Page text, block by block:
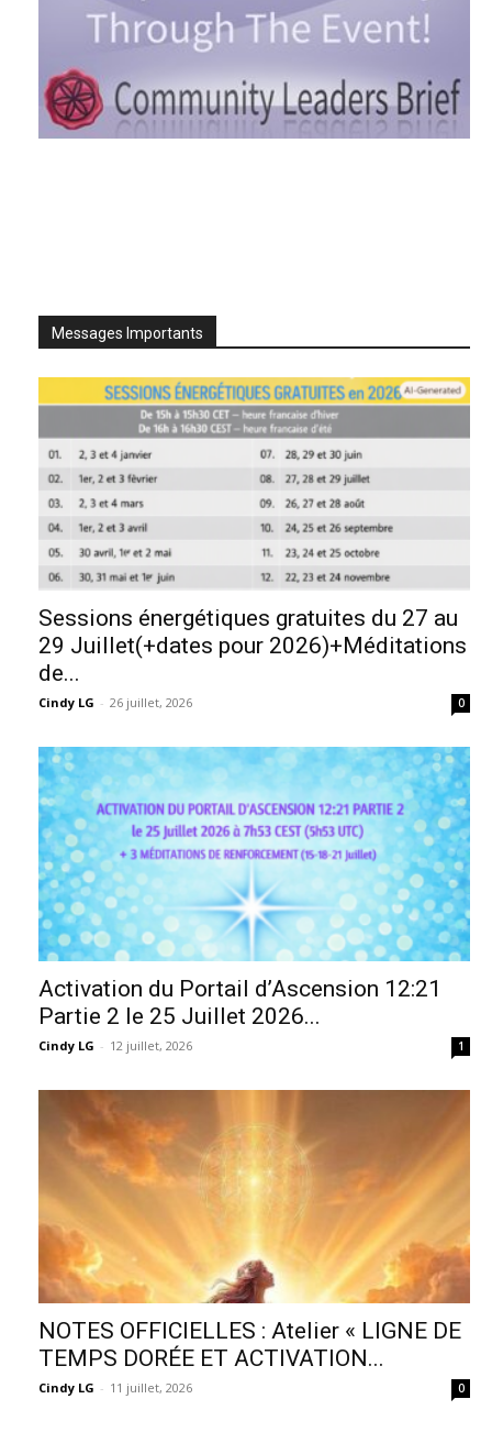
Messages Importants
Sessions énergétiques gratuites du 27 au
29 Juillet(+dates pour 2026)+Méditations
de...
Cindy LG - 26 juillet, 2026 0
Activation du Portail d’Ascension 12:21
Partie 2 le 25 Juillet 2026...
Cindy LG - 12 juillet, 2026 1
NOTES OFFICIELLES : Atelier « LIGNE DE
TEMPS DORÉE ET ACTIVATION...
Cindy LG - 11 juillet, 2026 0